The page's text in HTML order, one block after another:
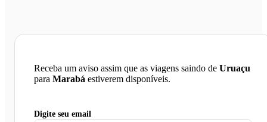
Receba um aviso assim que as viagens saindo de Uruaçu
para Marabá estiverem disponíveis.
Digite seu email